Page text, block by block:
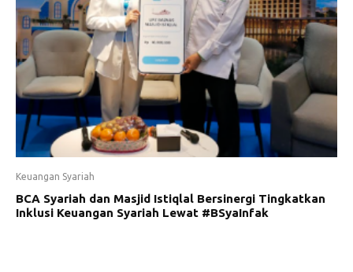
Keuangan Syariah
BCA Syariah dan Masjid Istiqlal Bersinergi Tingkatkan
Inklusi Keuangan Syariah Lewat #BSyaInfak